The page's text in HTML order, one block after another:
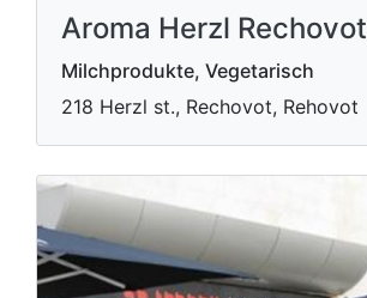
Aroma Herzl Rechovot
Milchprodukte, Vegetarisch
218 Herzl st., Rechovot, Rehovot